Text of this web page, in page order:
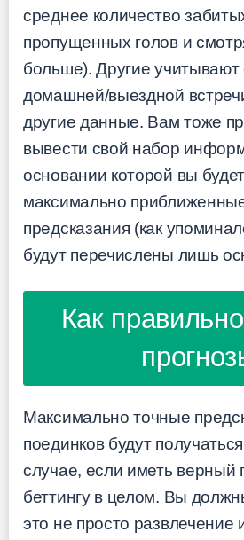
среднее количество
пропущенных голов и
больше). Другие
домашней/выездной
другие данные. Вам тоже
вывести свой набор
основании которой вы
максимально
предсказания (как
будут перечислены лишь
Как
Максимально точные
поединков будут
случае, если иметь верный
беттингу в целом. Вы
это не просто развлечение